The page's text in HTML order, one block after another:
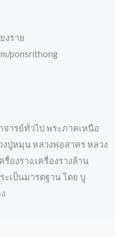
งราย
ponsrithong
จารย์ทั่วไป พระภาคเหนือ
ปู่หมุน หลวงพ่อสาคร หลวง
องราง,เครื่องรางล้าน
ะเป็นมารตฐาน โดย บู